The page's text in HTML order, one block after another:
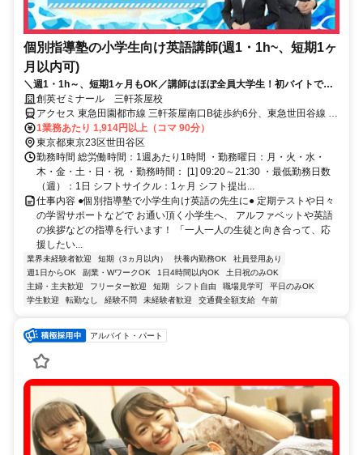
個別指導塾の小学生向け英語講師(週1・1h~、短期1ヶ
月以内可)
＼週1・1h～、短期1ヶ月もOK／講師はほぼ全員大学生！初バイトでも
安心！※Native level Japanese required
創英ゼミナール 三軒茶屋校
アクセス 東急田園都市線 三軒茶屋南口B徒歩約6分、東急世田谷線 三
軒茶屋南口B徒歩約6分、東急世田谷線 西太子堂下高井戸方面口徒歩
約9分
1業務あたり 1,914円以上（コマ 90分）
東京都東京23区世田谷区
勤務時間 総労働時間：1週あたり1時間 ・勤務曜日：月・火・水・
木・金・土・日・祝 ・勤務時間： [1] 09:20～21:30 ・最低勤務日数
（週）：1日 シフトサイクル：1ヶ月 シフト提出...
仕事内容 ●個別指導塾で小学生向け英語の先生に● 定期テストや日々
の学習サポートなどで お通い頂く小学生へ、 アルファベットや英語
の挨拶などの指導を行います！ 「一人一人の生徒と向き合って、応
援したい...
業界未経験者歓迎 短期（3ヵ月以内） 扶養内勤務OK
社員登用あり
週1日からOK
副業・WワークOK 1日4時間以内OK
土日祝のみOK
主婦・主夫歓迎
フリーター歓迎 短期 シフト自由 職場見学可
平日のみOK
学生歓迎
転勤なし 経験不問 未経験者歓迎 交通費全額支給 午前
アルバイト・パート